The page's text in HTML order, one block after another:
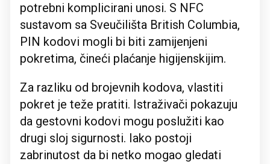
potrebni komplicirani unosi. S NFC
sustavom sa Sveučilišta British Columbia,
PIN kodovi mogli bi biti zamijenjeni
pokretima, čineći plaćanje higijenskijim.
Za razliku od brojevnih kodova, vlastiti
pokret je teže pratiti. Istraživači pokazuju
da gestovni kodovi mogu poslužiti kao
drugi sloj sigurnosti. Iako postoji
zabrinutost da bi netko mogao gledati